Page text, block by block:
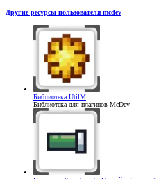
Другие ресурсы пользователя mcdev
Библиотека UtilM
Библиотека для плагинов McDev